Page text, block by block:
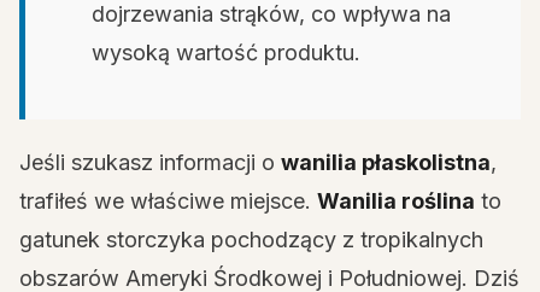
dojrzewania strąków, co wpływa na
wysoką wartość produktu.
Jeśli szukasz informacji o wanilia płaskolistna,
trafiłeś we właściwe miejsce. Wanilia roślina to
gatunek storczyka pochodzący z tropikalnych
obszarów Ameryki Środkowej i Południowej. Dziś